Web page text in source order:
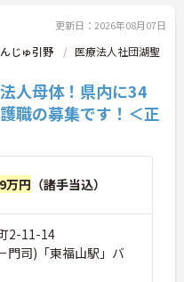
更新日：2026年08月07日
じゅ引野
医療法人社団湖聖
人母体！県内に34
職の募集です！＜正
万円 （諸手当込）
2-11-14
門司)「東福山駅」バ